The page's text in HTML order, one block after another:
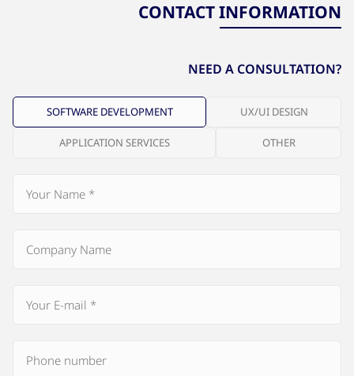
CONTACT INFORMATION
NEED A CONSULTATION?
SOFTWARE DEVELOPMENT UX/UI DESIGN
APPLICATION SERVICES OTHER